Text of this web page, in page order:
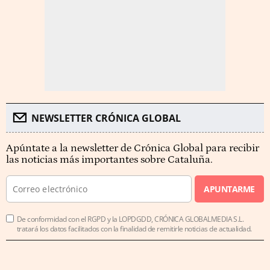
NEWSLETTER CRÓNICA GLOBAL
Apúntate a la newsletter de Crónica Global para recibir
las noticias más importantes sobre Cataluña.
APUNTARME
De conformidad con el RGPD y la LOPDGDD, CRÓNICA GLOBALMEDIA S.L.
tratará los datos facilitados con la finalidad de remitirle noticias de actualidad.